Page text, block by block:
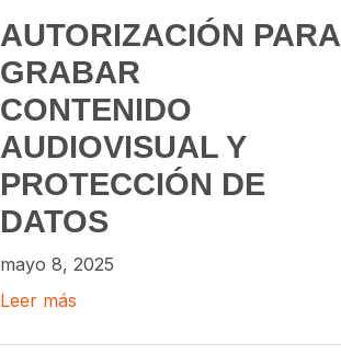
AUTORIZACIÓN PARA
GRABAR
CONTENIDO
AUDIOVISUAL Y
PROTECCIÓN DE
DATOS
mayo 8, 2025
Leer más